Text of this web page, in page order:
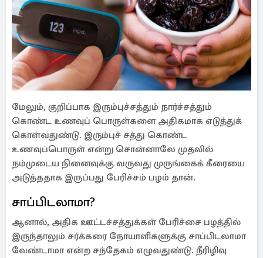
மேலும், குறிப்பாக இரும்புச்சத்தும் நார்ச்சத்தும்
கொண்ட உணவுப் பொருள்களை அதிகமாக எடுத்துக்
கொள்வதுண்டு. இரும்புச் சத்து கொண்ட
உணவுப்பொருள் என்று சொன்னாலே முதலில்
நம்முடைய நினைவுக்கு வருவது முருங்கைக் கீரையை
அடுத்ததாக இருப்பது பேரிச்சம் பழம் தான்.
சாப்பிடலாமா?
ஆனால், அதிக ஊட்டச்சத்துக்கள் பேரிச்சை பழத்தில்
இருந்தாலும் சர்க்கரை நோயாளிகளுக்கு சாப்பிடலாமா
வேண்டாமா என்ற சந்தேகம் எழுவதுண்டு. நீரிழிவு